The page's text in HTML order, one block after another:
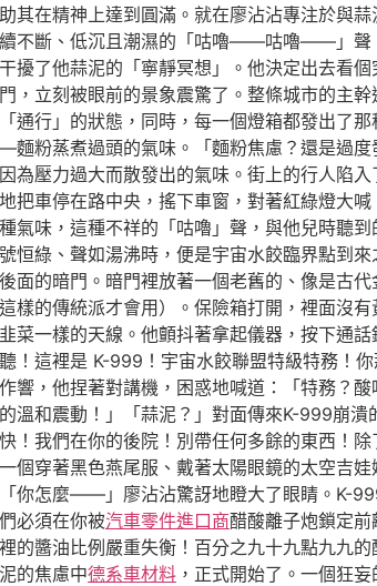
在精神上達到圓滿。就在廖沾沾專注於與
不斷、低沉且潮濕的「咕嚕——咕嚕——」聲
擾了他蒜泥的「寧靜冥想」。他決定出去看
立刻被眼前的景象震驚了。整條城市的主
行」的狀態，同時，每一個燈箱都發出了那
粉蒸煮過頭的氣味。「麵粉焦慮？還是過
壓力過大而散發出的氣味。街上的行人陷
把車停在路中央，搖下車窗，對著紅綠燈大
味，這種不祥的「咕嚕」聲，與他兒時聽
恒綠、聲如湯沸時，便是宇宙水餃臨界點到
面的暗門。暗門裡放著一個老舊的、像是古
樣的傳統派才會用）。保險箱打開，裡面沒
菜一樣的天線。他顫抖著拿起儀器，按下通
！這裡是 K-999！宇宙水餃聯盟特級特務！
響，他捏著對講機，困惑地喊道：「特務？
溫和震動！」「蒜泥？」對面傳來K-999崩
！我們在你的後院！別帶任何多餘的東西！
穿著黑色燕尾服、戴著太陽眼鏡的太空吉
你怎麼——」廖沾沾驚訝地瞪大了眼睛。K-
必須在你被汽車零件進口商醋酸離子炮鎖定
醬油比例嚴重失衡！百分之九十九點九九
的焦慮中德系車材料 ，正式開始了。一個狂